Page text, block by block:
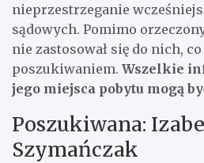
nieprzestrzeganie
sądowych. Pomimo
nie zastosował się do nich,
poszukiwaniem. Wszelkie
jego miejsca pobytu mogą
Poszukiwana:
Szymańczak